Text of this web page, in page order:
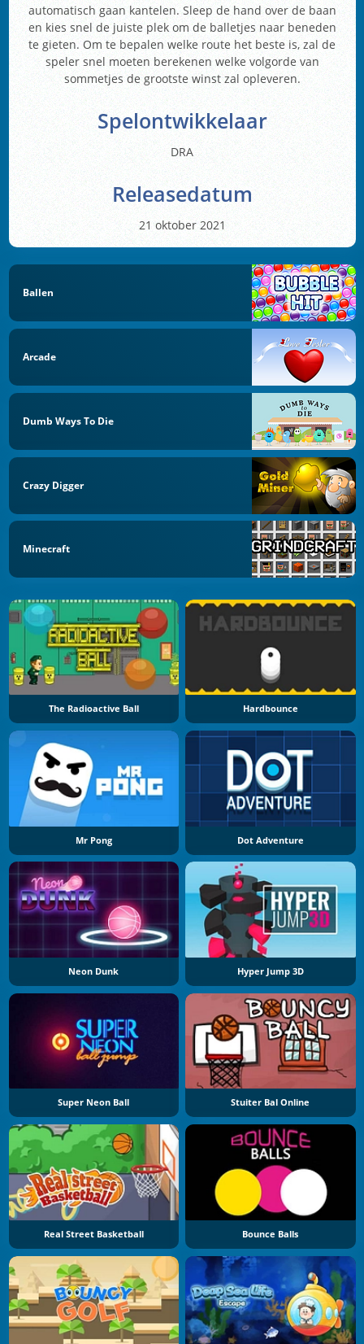
automatisch gaan kantelen. Sleep de hand over de baan
en kies snel de juiste plek om de balletjes naar beneden
te gieten. Om te bepalen welke route het beste is, zal de
speler snel moeten berekenen welke volgorde van
sommetjes de grootste winst zal opleveren.
Spelontwikkelaar
DRA
Releasedatum
21 oktober 2021
Ballen
Arcade
Dumb Ways To Die
Crazy Digger
Minecraft
The Radioactive Ball Hardbounce
Mr Pong Dot Adventure
Neon Dunk Hyper Jump 3D
Super Neon Ball Stuiter Bal Online
Real Street Basketball Bounce Balls